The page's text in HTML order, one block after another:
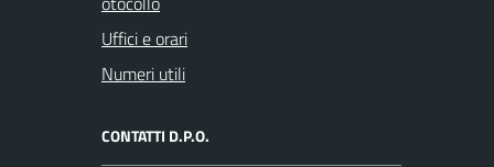
Uffici e orari
Numeri utili
CONTATTI D.P.O.